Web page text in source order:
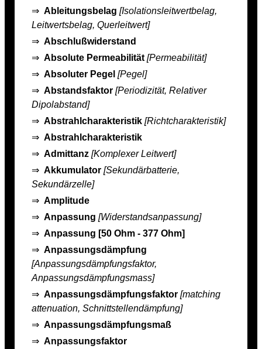
⇒ Ableitungsbelag [Isolationsleitwertbelag,
Leitwertsbelag, Querleitwert]
⇒ Abschlußwiderstand
⇒ Absolute Permeabilität [Permeabilität]
⇒ Absoluter Pegel [Pegel]
⇒ Abstandsfaktor [Periodizität, Relativer
Dipolabstand]
⇒ Abstrahlcharakteristik [Richtcharakteristik]
⇒ Abstrahlcharakteristik
⇒ Admittanz [Komplexer Leitwert]
⇒ Akkumulator [Sekundärbatterie,
Sekundärzelle]
⇒ Amplitude
⇒ Anpassung [Widerstandsanpassung]
⇒ Anpassung [50 Ohm - 377 Ohm]
⇒ Anpassungsdämpfung
[Anpassungsdämpfungsfaktor,
Anpassungsdämpfungsmass]
⇒ Anpassungsdämpfungsfaktor [matching
attenuation, Schnittstellendämpfung]
⇒ Anpassungsdämpfungsmaß
⇒ Anpassungsfaktor